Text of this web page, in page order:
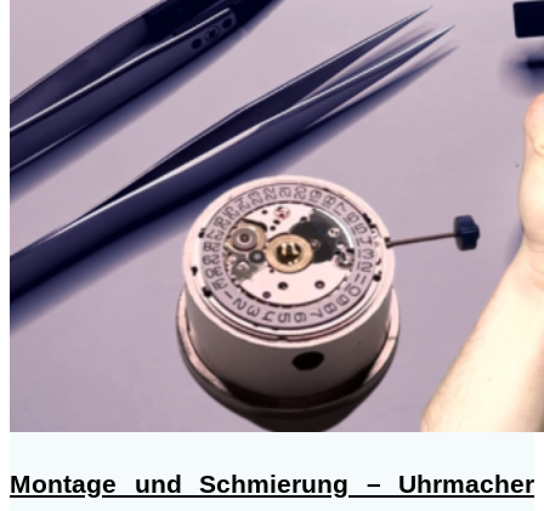
Montage und Schmierung – Uhrmacher